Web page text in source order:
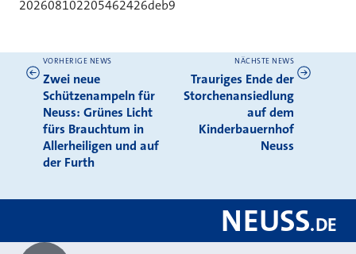
202608102205462426deb9
Weitere News
VORHERIGE NEWS
Zwei neue
Schützenampeln für
Neuss: Grünes Licht
fürs Brauchtum in
Allerheiligen und auf
der Furth
NÄCHSTE NEWS
Trauriges Ende der
Storchenansiedlung
auf dem
Kinderbauernhof
Neuss
NEUSS.DE